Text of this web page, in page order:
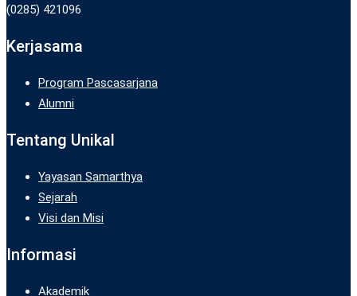
(0285) 421096
Kerjasama
Program Pascasarjana
Alumni
Tentang Unikal
Yayasan Samarthya
Sejarah
Visi dan Misi
Informasi
Akademik